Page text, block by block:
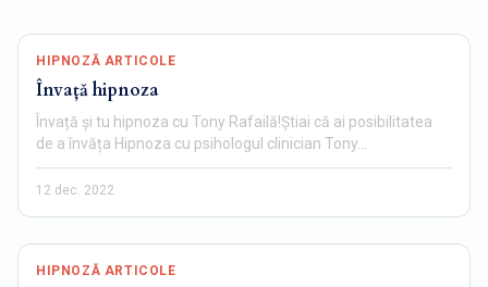
HIPNOZĂ ARTICOLE
Învață hipnoza
Învață și tu hipnoza cu Tony Rafailă!Știai că ai posibilitatea
de a învăța Hipnoza cu psihologul clinician Tony…
12 dec. 2022
HIPNOZĂ ARTICOLE